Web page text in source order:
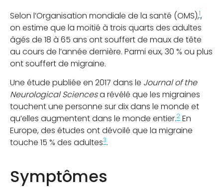
Selon l’Organisation mondiale de la santé (OMS),1,
on estime que la moitié à trois quarts des adultes
âgés de 18 à 65 ans ont souffert de maux de tête
au cours de l’année dernière. Parmi eux, 30 % ou plus
ont souffert de migraine.
Une étude publiée en 2017 dans le Journal of the
Neurological Sciencesa révélé que les migraines
touchent une personne sur dix dans le monde et
qu’elles augmentent dans le monde entier.2 En
Europe, des études ont dévoilé que la migraine
touche 15 % des adultes3.
Symptômes